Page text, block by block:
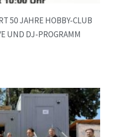
50 JAHRE HOBBY-CLUB
UND DJ-PROGRAMM